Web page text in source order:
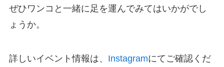
ぜひワンコと一緒に足を運んでみてはいかがでし
ょうか。
詳しいイベント情報は、 Instagramにてご確認くだ